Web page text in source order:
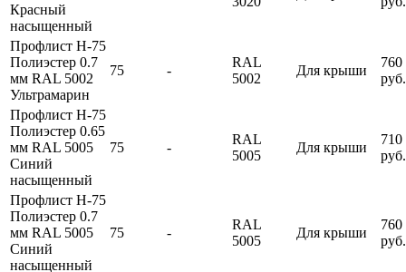
Красный
насыщенный
Профлист Н-75
Полиэстер 0.7
мм RAL 5002
Ультрамарин
75 -
RAL
5002
Для крыши
760
руб.
Профлист Н-75
Полиэстер 0.65
мм RAL 5005
Синий
насыщенный
75 -
RAL
5005
Для крыши
710
руб.
Профлист Н-75
Полиэстер 0.7
мм RAL 5005
Синий
насыщенный
75 -
RAL
5005
Для крыши
760
руб.